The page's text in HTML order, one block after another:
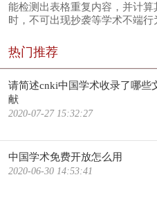
能检测出表格重复内容，并计
时，不可出现抄袭等学术不端行
热门推荐
请简述cnki中国学术收录了哪些
献
2020-07-27 15:32:27
中国学术免费开放怎么用
2020-06-30 14:53:41